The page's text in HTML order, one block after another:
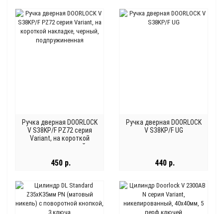
Ручка дверная DOORLOCK
V S38KP/F PZ72 серия
Variant, на короткой
накладке, черный,
450 р.
Ручка дверная DOORLOCK
V S38KP/F UG
440 р.